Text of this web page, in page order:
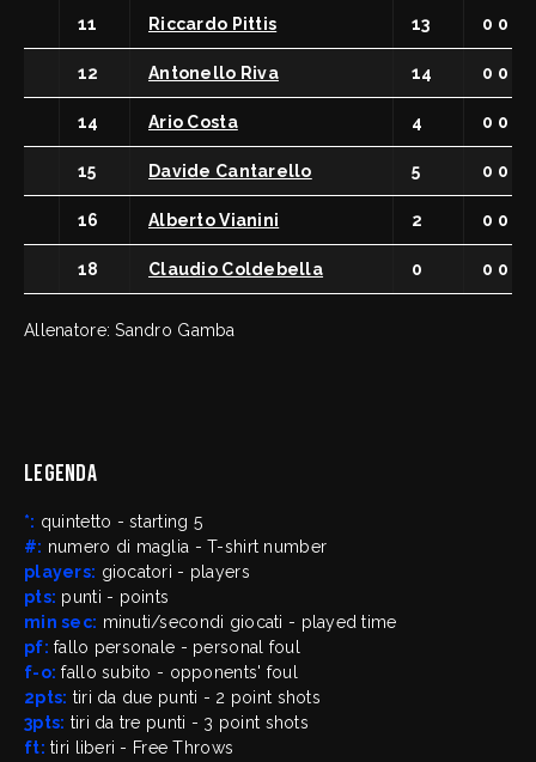
11 Riccardo Pittis 13 0 0
12 Antonello Riva 14 0 0
14 Ario Costa 4 0 0
15 Davide Cantarello 5 0 0
16 Alberto Vianini 2 0 0
18 Claudio Coldebella 0 0 0
Allenatore: Sandro Gamba
Legenda
*: quintetto - starting 5
#: numero di maglia - T-shirt number
players: giocatori - players
pts: punti - points
min sec: minuti/secondi giocati - played time
pf: fallo personale - personal foul
f-o: fallo subito - opponents' foul
2pts: tiri da due punti - 2 point shots
3pts: tiri da tre punti - 3 point shots
ft: tiri liberi - Free Throws